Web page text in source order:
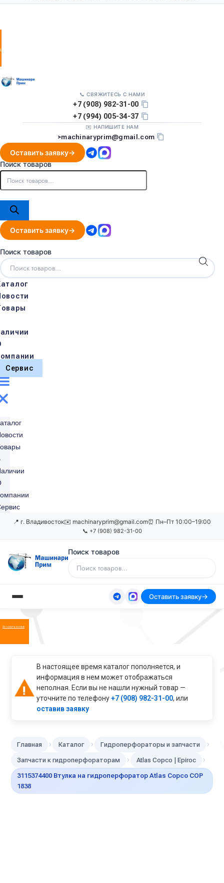
заявку
📞 СВЯЖИТЕСЬ С НАМИ
+7 (908) 982-31-00
+7 (994) 005-34-37
✉️ НАПИШИТЕ НАМ
>machinaryprim@gmail.com
Оставить заявку
Поиск товаров
Оставить заявку
Поиск товаров
Сервис
📍 г. Владивосток✉️ machinaryprim@gmail.com⏰ Пн–Пт 10:00–19:00
📞 +7 (908) 982-31-00
Поиск товаров
Оставить заявку
Оставить заявку
В настоящее время каталог пополняется, и
информация в нем может отображаться
неполная. Если вы не нашли нужный товар —
уточните по телефону+7 (908) 982-31-00, или
оставив заявку
Главная › Каталог › Гидроперфораторы и запчасти ›
Запчасти к гидроперфораторам › Atlas Copco | Epiroc ›
3115374400 Втулка на гидроперфоратор Atlas Copco COP
1838